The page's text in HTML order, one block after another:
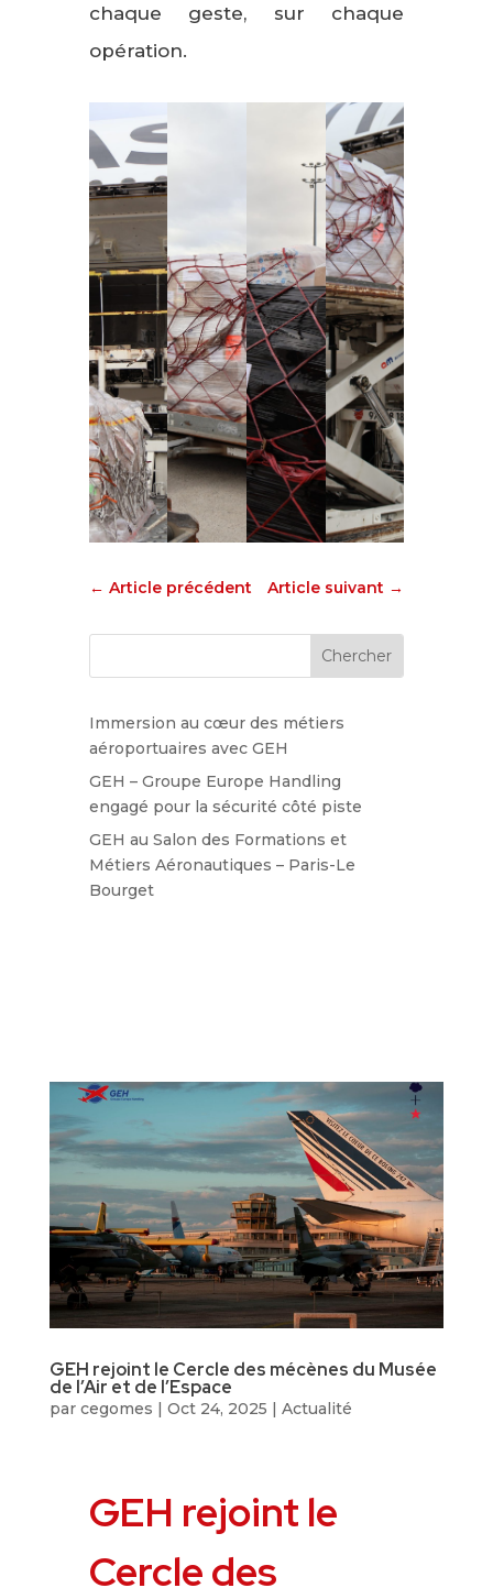
chaque geste, sur chaque
opération.
← Article précédent Article suivant →
Immersion au cœur des métiers
aéroportuaires avec GEH
GEH – Groupe Europe Handling
engagé pour la sécurité côté piste
GEH au Salon des Formations et
Métiers Aéronautiques – Paris-Le
Bourget
GEH rejoint le Cercle des mécènes du Musée
de l’Air et de l’Espace
par cegomes | Oct 24, 2025 | Actualité
GEH rejoint le
Cercle des